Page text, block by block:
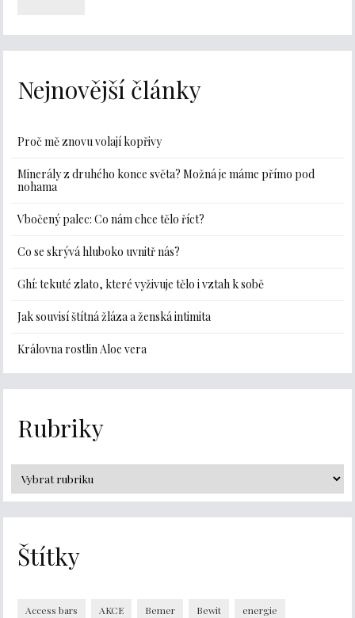
Nejnovější články
Proč mě znovu volají kopřivy
Minerály z druhého konce světa? Možná je máme přímo pod
nohama
Vbočený palec: Co nám chce tělo říct?
Co se skrývá hluboko uvnitř nás?
Ghí: tekuté zlato, které vyživuje tělo i vztah k sobě
Jak souvisí štítná žláza a ženská intimita
Královna rostlin Aloe vera
Rubriky
Štítky
Access bars AKCE Bemer Bewit energie